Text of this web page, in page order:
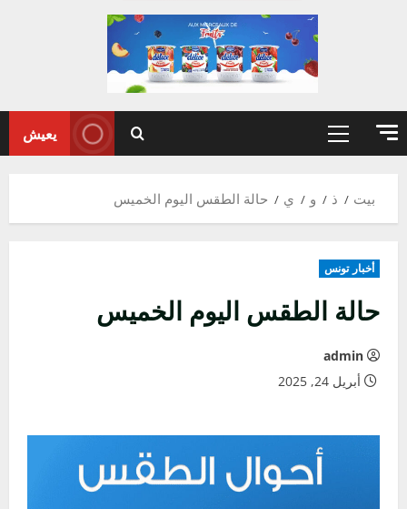
القائمة
يعيش
بيت ذ و ي حالة الطقس اليوم الخميس
أخبار تونس
حالة الطقس اليوم الخميس
admin
أبريل 24, 2025